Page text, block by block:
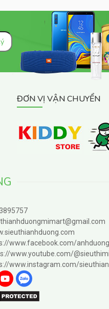
ĐƠN VỊ VẬN CHUYỂN
www.facebook.com/
www.youtube.com/
www.instagram.com/